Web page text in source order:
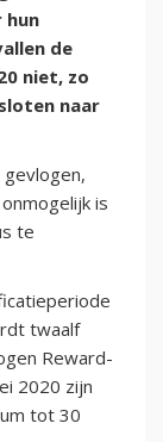
hun
de
niet, zo
naar
is
te
twaalf
Reward-
2020 zijn
tot 30